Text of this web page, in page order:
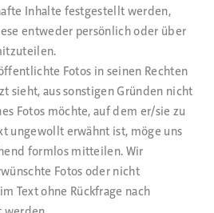
Inhalte festgestellt werden,
entweder persönlich oder über
Fotos in seinen Rechten
sieht, aus sonstigen Gründen nicht
Fotos möchte, auf dem er/sie zu
ungewollt erwähnt ist, möge uns
formlos mitteilen. Wir
Fotos oder nicht
Text ohne Rückfrage nach